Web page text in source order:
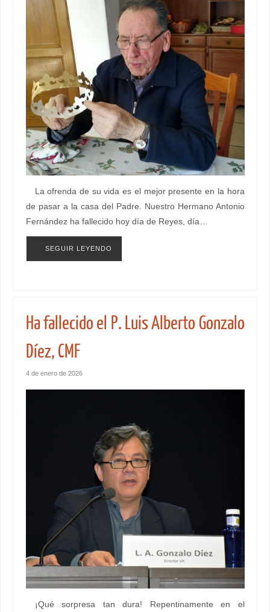
La ofrenda de su vida es el mejor presente en la hora
de pasar a la casa del Padre. Nuestro Hermano Antonio
Fernández ha fallecido hoy día de Reyes, día…
SEGUIR LEYENDO
Ha fallecido el P. Luis Alberto Gonzalo
Díez, CMF
4 de enero de 2026
¡Qué sorpresa tan dura! Repentinamente en el